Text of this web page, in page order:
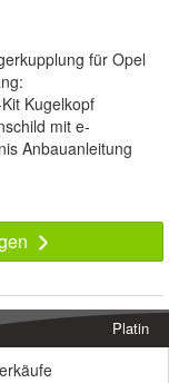
für Opel
Kugelkopf
mit e-
Anbauanleitung
Platin